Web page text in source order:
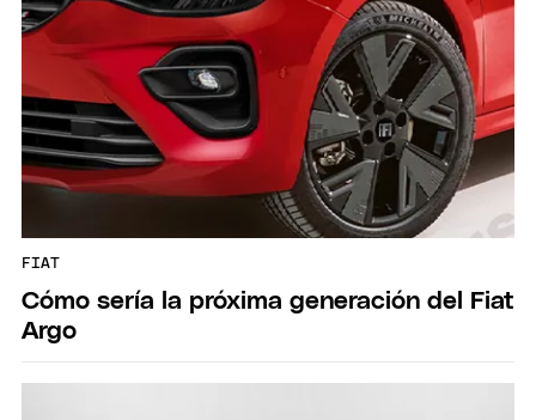
FIAT
Cómo sería la próxima generación del Fiat
Argo